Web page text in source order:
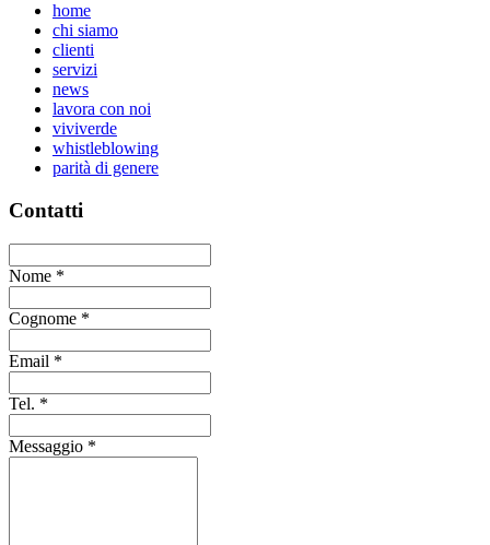
home
chi siamo
clienti
servizi
news
lavora con noi
viviverde
whistleblowing
parità di genere
Contatti
Nome *
Cognome *
Email *
Tel. *
Messaggio *